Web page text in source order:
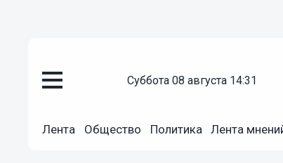
суббота 08 августа 14:31
Лента Общество Политика Лента
В Нижнем Новгороде